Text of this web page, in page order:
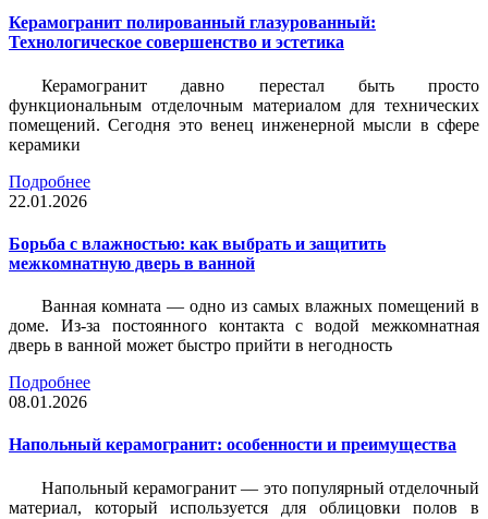
Керамогранит полированный глазурованный:
Технологическое совершенство и эстетика
Керамогранит давно перестал быть просто
функциональным отделочным материалом для технических
помещений. Сегодня это венец инженерной мысли в сфере
керамики
Подробнее
22.01.2026
Борьба с влажностью: как выбрать и защитить
межкомнатную дверь в ванной
Ванная комната — одно из самых влажных помещений в
доме. Из-за постоянного контакта с водой межкомнатная
дверь в ванной может быстро прийти в негодность
Подробнее
08.01.2026
Напольный керамогранит: особенности и преимущества
Напольный керамогранит — это популярный отделочный
материал, который используется для облицовки полов в